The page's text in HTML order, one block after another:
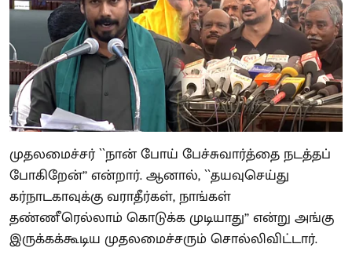
முதலமைச்சர் ``நான் போய் பேச்சுவார்த்தை நடத்தப்
போகிறேன்’’ என்றார். ஆனால், ``தயவுசெய்து
கர்நாடகாவுக்கு வராதீர்கள், நாங்கள்
தண்ணீரெல்லாம் கொடுக்க முடியாது’’ என்று அங்கு
இருக்கக்கூடிய முதலமைச்சரும் சொல்லிவிட்டார்.